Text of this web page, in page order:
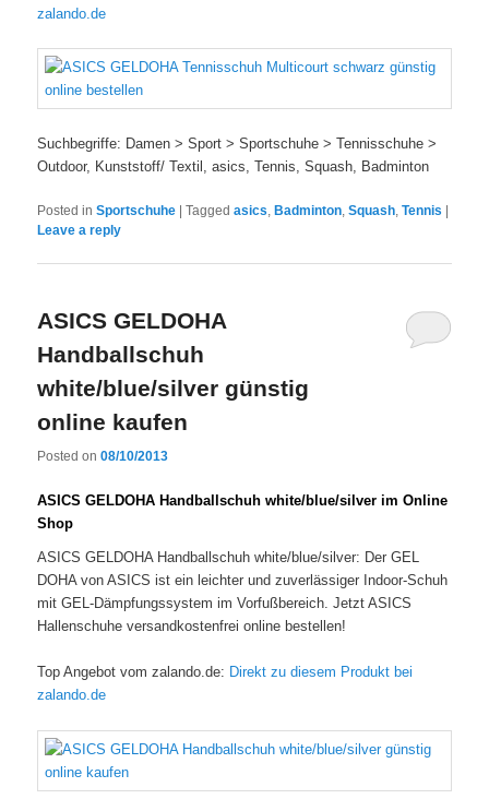
zalando.de
Suchbegriffe: Damen > Sport > Sportschuhe > Tennisschuhe >
Outdoor, Kunststoff/ Textil, asics, Tennis, Squash, Badminton
Posted in Sportschuhe |Tagged asics, Badminton,Squash,Tennis
Leave a reply
ASICS GELDOHA
Handballschuh
white/blue/silver günstig
online kaufen
Posted on08/10/2013
ASICS GELDOHA Handballschuh white/blue/silver im Online
Shop
ASICS GELDOHA Handballschuh white/blue/silver: Der GEL
DOHA von ASICS ist ein leichter und zuverlässiger Indoor-Schuh
mit GEL-Dämpfungssystem im Vorfußbereich. Jetzt ASICS
Hallenschuhe versandkostenfrei online bestellen!
Top Angebot vom zalando.de: Direkt zu diesem Produkt bei
zalando.de